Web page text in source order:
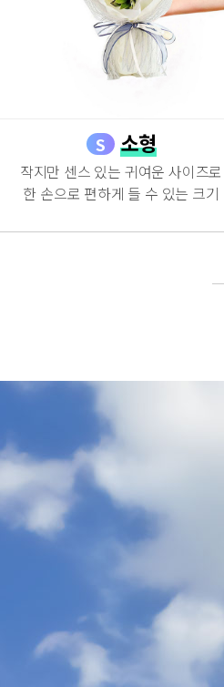
S 소형
작지만 센스 있는 귀여운 사이즈로
한 손으로 편하게 들 수 있는 크기